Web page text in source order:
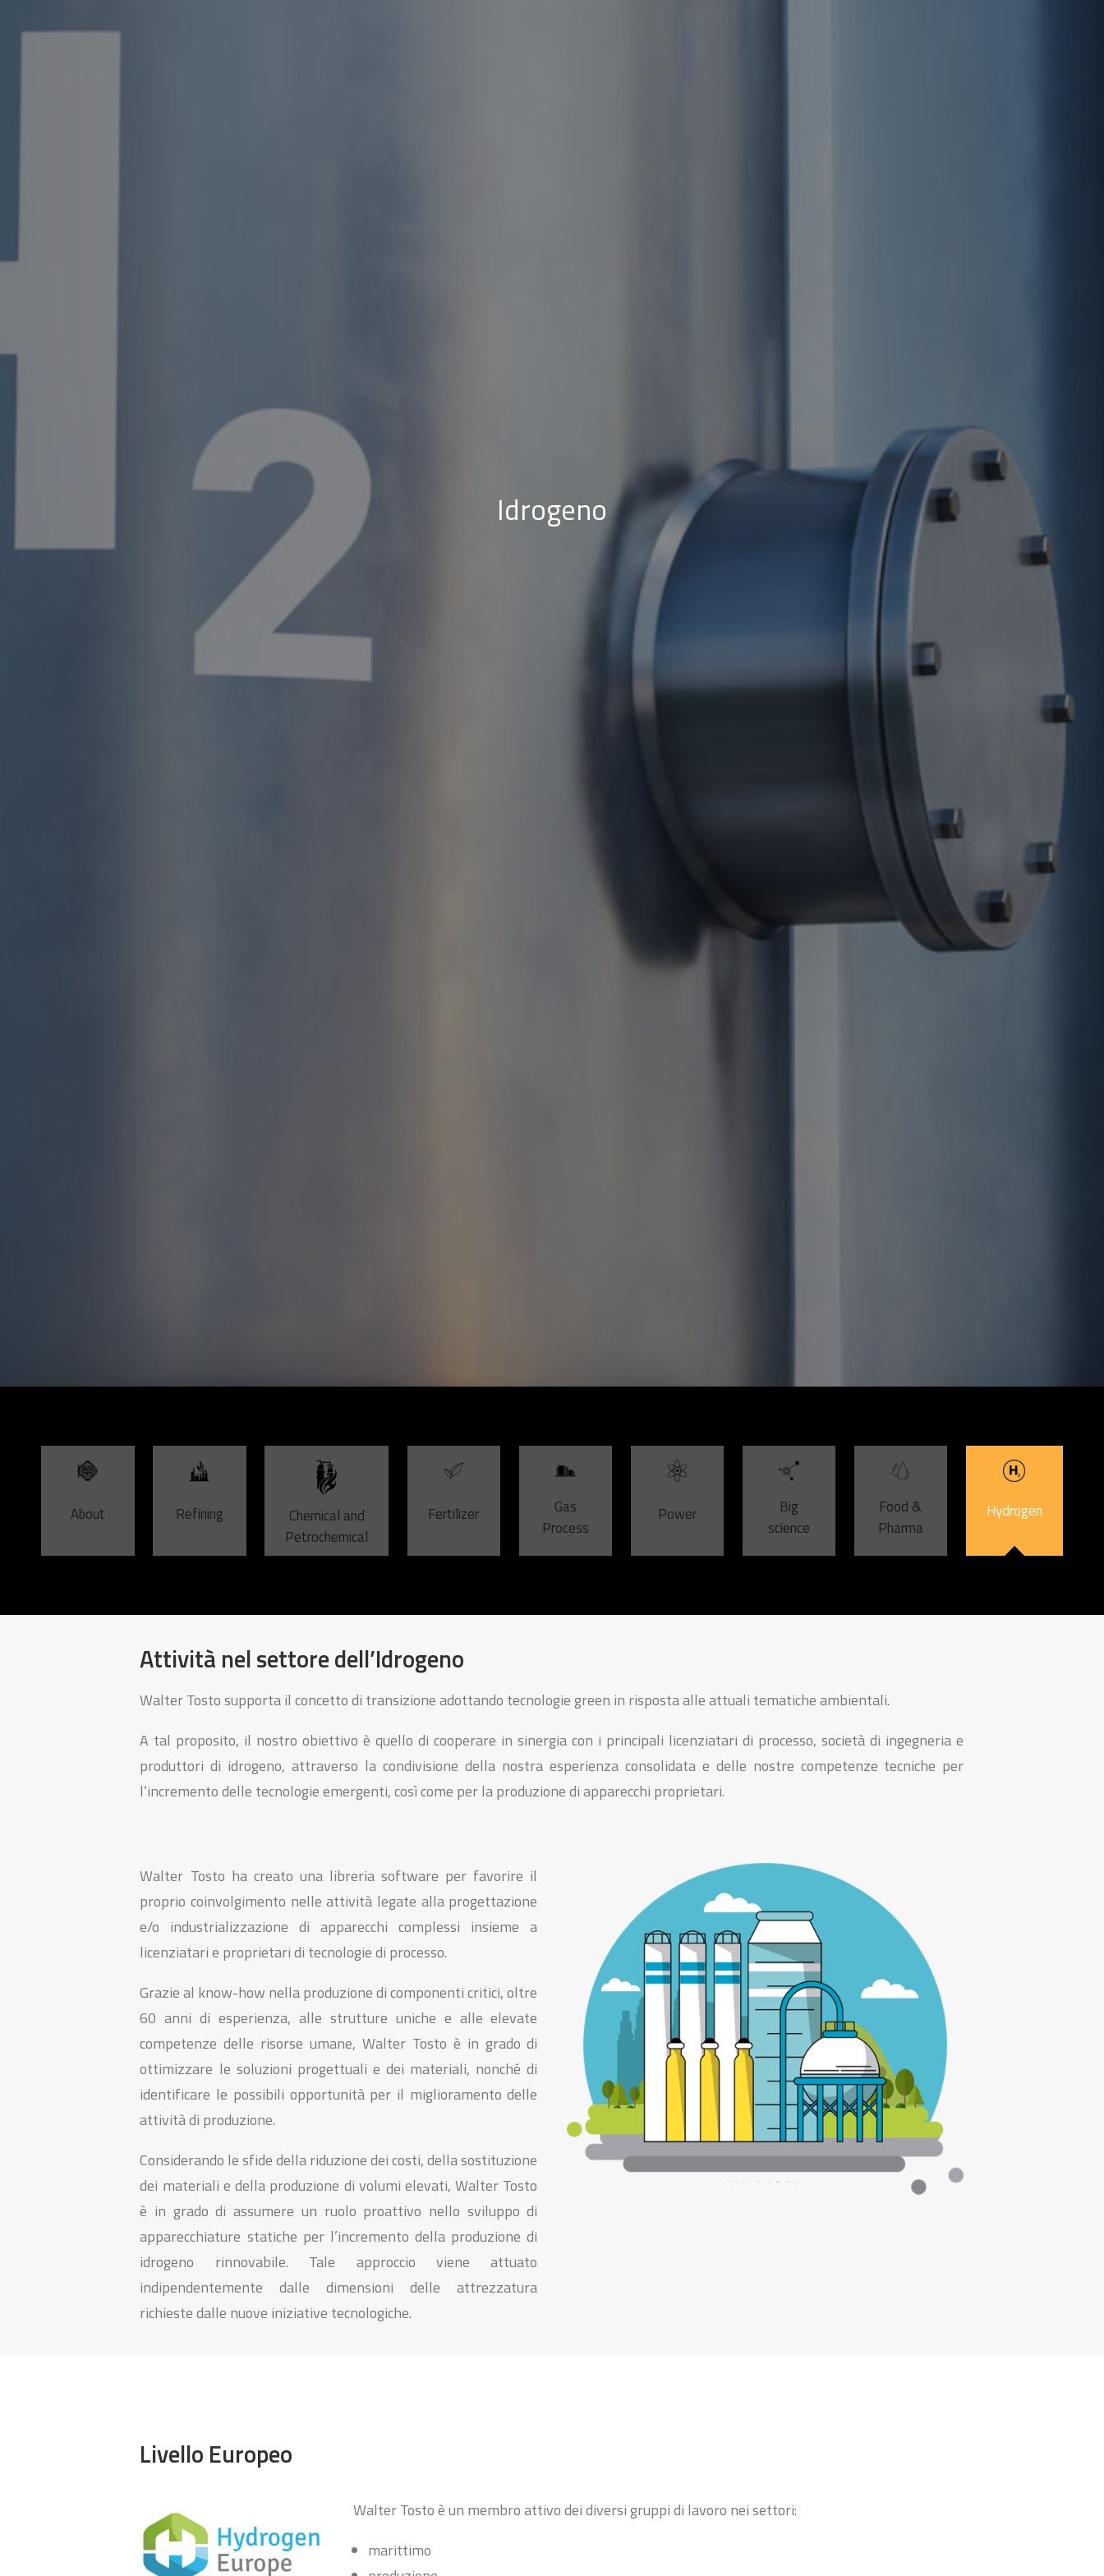
Idrogeno
About Refining
Chemical and
Petrochemical
Fertilizer
Gas
Process
Power
Big
science
Food &
Pharma
Hydrogen
Attività nel settore dell’Idrogeno
Walter Tosto supporta il concetto di transizione adottando tecnologie green in risposta alle attuali tematiche ambientali.
A tal proposito, il nostro obiettivo è quello di cooperare in sinergia con i principali licenziatari di processo, società di ingegneria e
produttori di idrogeno, attraverso la condivisione della nostra esperienza consolidata e delle nostre competenze tecniche per
l’incremento delle tecnologie emergenti, così come per la produzione di apparecchi proprietari.
Walter Tosto ha creato una libreria software per favorire il
proprio coinvolgimento nelle attività legate alla progettazione
e/o industrializzazione di apparecchi complessi insieme a
licenziatari e proprietari di tecnologie di processo.
Grazie al know-how nella produzione di componenti critici, oltre
60 anni di esperienza, alle strutture uniche e alle elevate
competenze delle risorse umane, Walter Tosto è in grado di
ottimizzare le soluzioni progettuali e dei materiali, nonché di
identificare le possibili opportunità per il miglioramento delle
attività di produzione.
Considerando le sfide della riduzione dei costi, della sostituzione
dei materiali e della produzione di volumi elevati, Walter Tosto
è in grado di assumere un ruolo proattivo nello sviluppo di
apparecchiature statiche per l’incremento della produzione di
idrogeno rinnovabile. Tale approccio viene attuato
indipendentemente dalle dimensioni delle attrezzatura
richieste dalle nuove iniziative tecnologiche.
Livello Europeo
Walter Tosto è un membro attivo dei diversi gruppi di lavoro nei settori:
marittimo